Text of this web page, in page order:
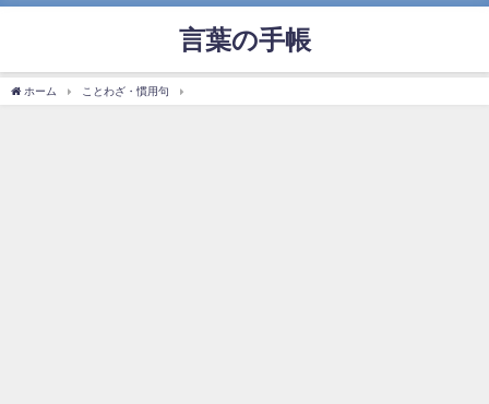
言葉の手帳
ホーム ことわざ・慣用句